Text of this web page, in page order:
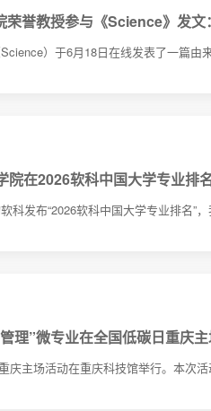
荣誉教授参与《Science》发
）于6月18日在线发表了一篇由
院在2026软科中国大学专业排
科发布“2026软科中国大学专业排名”
理”微专业在全国低碳日重庆
庆主场活动在重庆科技馆举行。本次